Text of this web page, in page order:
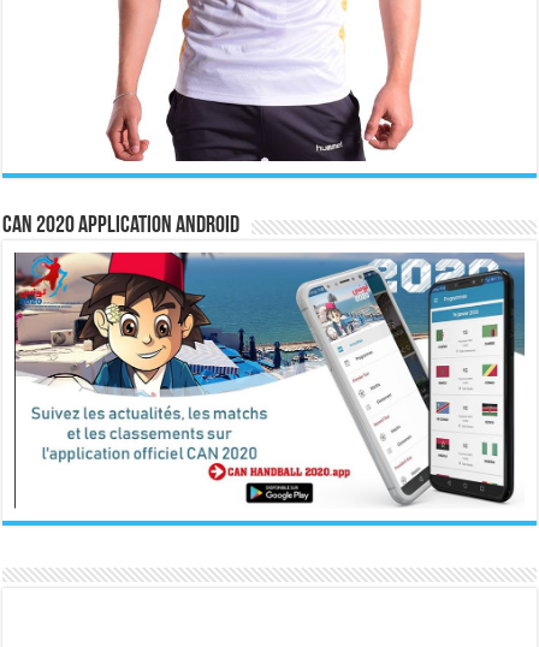
CAN 2020 Application Android